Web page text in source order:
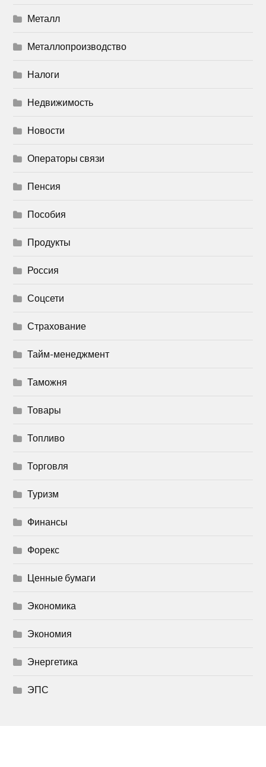
Металл
Металлопроизводство
Налоги
Недвижимость
Новости
Операторы связи
Пенсия
Пособия
Продукты
Россия
Соцсети
Страхование
Тайм-менеджмент
Таможня
Товары
Топливо
Торговля
Туризм
Финансы
Форекс
Ценные бумаги
Экономика
Экономия
Энергетика
ЭПС